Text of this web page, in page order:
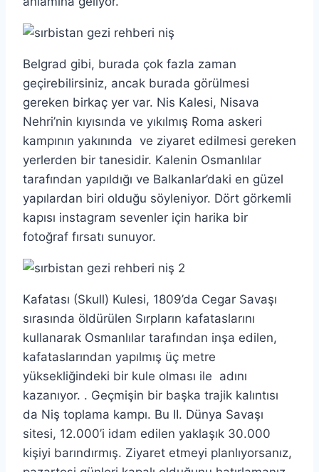
Belgrad gibi, burada çok fazla zaman
geçirebilirsiniz, ancak burada görülmesi
gereken birkaç yer var. Nis Kalesi, Nisava
Nehri’nin kıyısında ve yıkılmış Roma askeri
kampının yakınında ve ziyaret edilmesi gereken
yerlerden bir tanesidir. Kalenin Osmanlılar
tarafından yapıldığı ve Balkanlar’daki en güzel
yapılardan biri olduğu söyleniyor. Dört görkemli
kapısı instagram sevenler için harika bir
fotoğraf fırsatı sunuyor.
Kafatası (Skull) Kulesi, 1809’da Cegar Savaşı
sırasında öldürülen Sırpların kafataslarını
kullanarak Osmanlılar tarafından inşa edilen,
kafataslarından yapılmış üç metre
yüksekliğindeki bir kule olması ile adını
kazanıyor. . Geçmişin bir başka trajik kalıntısı
da Niş toplama kampı. Bu II. Dünya Savaşı
sitesi, 12.000’i idam edilen yaklaşık 30.000
kişiyi barındırmış. Ziyaret etmeyi planlıyorsanız,